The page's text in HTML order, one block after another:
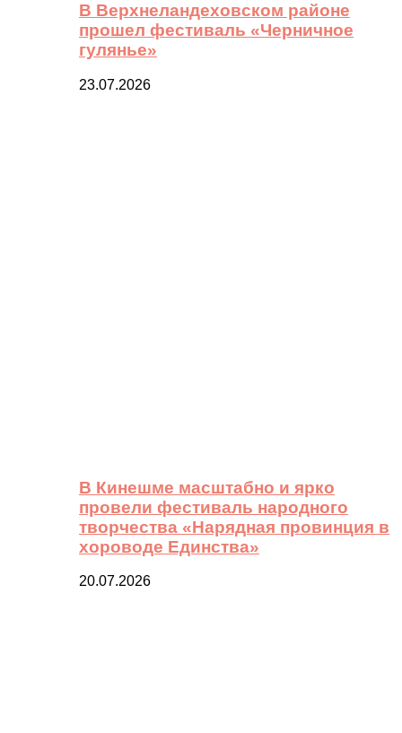
В Верхнеландеховском районе
прошел фестиваль «Черничное
гулянье»
23.07.2026
В Кинешме масштабно и ярко
провели фестиваль народного
творчества «Нарядная провинция в
хороводе Единства»
20.07.2026